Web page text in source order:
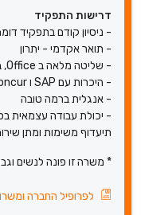
דרישות התפקיד
- ניסיון קודם בתפקיד
- תואר אקדמי - יתרון
- שליטה מלאה ב Office, בדגש על Excel ו PowerPoint
- היכרות עם SAP ו SAP Concur, היכרות עם כלי AI- יתרון משמעותי
- אנגלית ברמה טובה
- יכולת עבודה עצמאית
תיעדוף משימות ומתן
* משרה זו פונה לנשים
לפרופיל החברה